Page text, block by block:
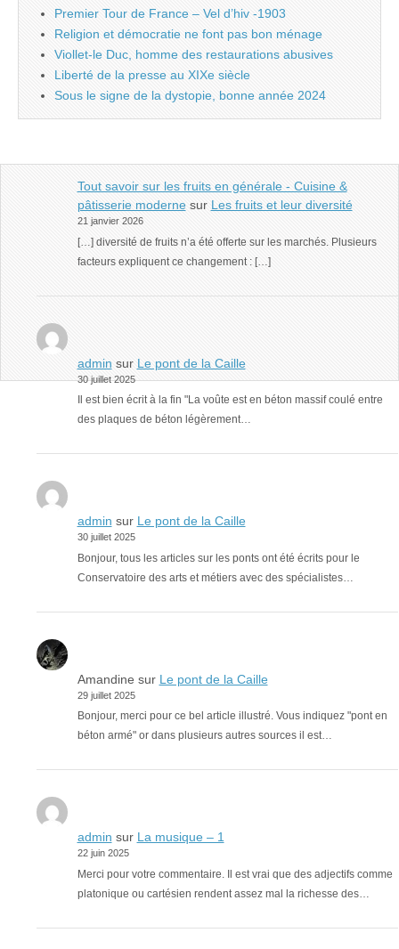
Premier Tour de France – Vel d’hiv -1903
Religion et démocratie ne font pas bon ménage
Viollet-le Duc, homme des restaurations abusives
Liberté de la presse au XIXe siècle
Sous le signe de la dystopie, bonne année 2024
Tout savoir sur les fruits en générale - Cuisine &
pâtisserie modernesur Les fruits et leur diversité
21 janvier 2026
[…] diversité de fruits n’a été offerte sur les marchés. Plusieurs
facteurs expliquent ce changement : […]
admin sur Le pont de la Caille
30 juillet 2025
Il est bien écrit à la fin "La voûte est en béton massif coulé entre
des plaques de béton légèrement…
admin sur Le pont de la Caille
30 juillet 2025
Bonjour, tous les articles sur les ponts ont été écrits pour le
Conservatoire des arts et métiers avec des spécialistes…
Amandine sur Le pont de la Caille
29 juillet 2025
Bonjour, merci pour ce bel article illustré. Vous indiquez "pont en
béton armé" or dans plusieurs autres sources il est…
admin sur La musique – 1
22 juin 2025
Merci pour votre commentaire. Il est vrai que des adjectifs comme
platonique ou cartésien rendent assez mal la richesse des…